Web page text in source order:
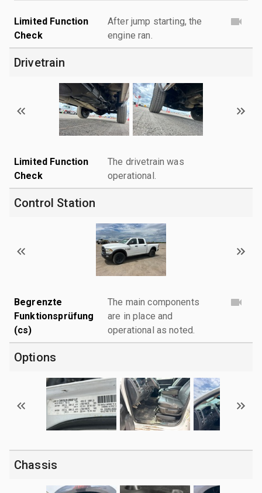
Limited Function
Check
After jump starting, the
engine ran.
Drivetrain
Limited Function
Check
The drivetrain was
operational.
Control Station
Begrenzte
Funktionsprüfung
(cs)
The main components
are in place and
operational as noted.
Options
Chassis